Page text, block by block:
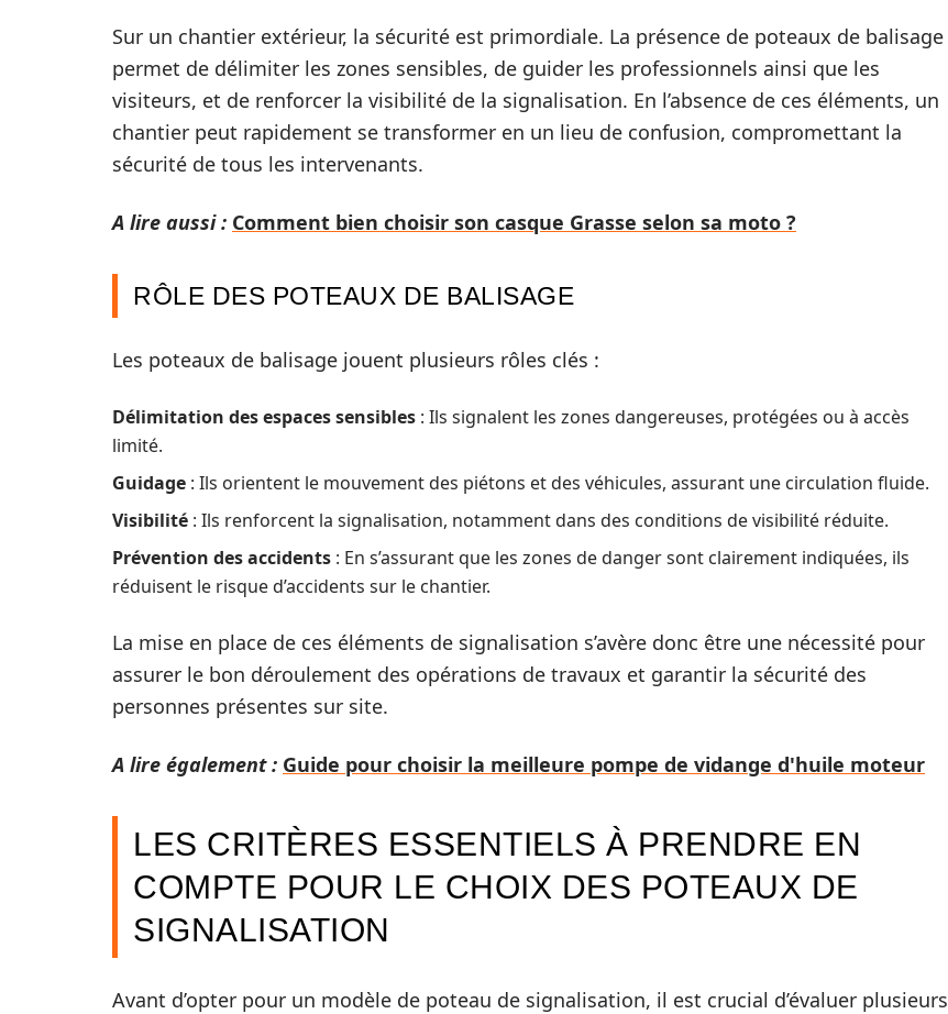
Sur un chantier extérieur, la sécurité est primordiale. La présence de poteaux de balisage
permet de délimiter les zones sensibles, de guider les professionnels ainsi que les
visiteurs, et de renforcer la visibilité de la signalisation. En l’absence de ces éléments, un
chantier peut rapidement se transformer en un lieu de confusion, compromettant la
sécurité de tous les intervenants.
A lire aussi : Comment bien choisir son casque Grasse selon sa moto ?
RÔLE DES POTEAUX DE BALISAGE
Les poteaux de balisage jouent plusieurs rôles clés :
Délimitation des espaces sensibles : Ils signalent les zones dangereuses, protégées ou à accès
limité.
Guidage : Ils orientent le mouvement des piétons et des véhicules, assurant une circulation fluide.
Visibilité : Ils renforcent la signalisation, notamment dans des conditions de visibilité réduite.
Prévention des accidents : En s’assurant que les zones de danger sont clairement indiquées, ils
réduisent le risque d’accidents sur le chantier.
La mise en place de ces éléments de signalisation s’avère donc être une nécessité pour
assurer le bon déroulement des opérations de travaux et garantir la sécurité des
personnes présentes sur site.
A lire également : Guide pour choisir la meilleure pompe de vidange d'huile moteur
LES CRITÈRES ESSENTIELS À PRENDRE EN
COMPTE POUR LE CHOIX DES POTEAUX DE
SIGNALISATION
Avant d’opter pour un modèle de poteau de signalisation, il est crucial d’évaluer plusieurs